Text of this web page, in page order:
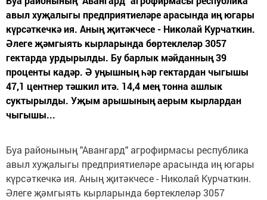
авыл хуҗалыгы предприятиеләре арасында иң югары
күрсәткечкә ия. Аның җитәкчесе - Николай Курчаткин.
Әлеге җәмгыять кырларында бөртеклеләр 3057
гектарда урдырылды. Бу барлык мәйданның 39
проценты кадәр. Ә уңышның һәр гектардан чыгышы
47,1 центнер тәшкил итә. 14,4 мең тонна ашлык
суктырылды. Уҗым арышының аерым кырлардан
чыгышы...
Буа районының "Авангард" агрофирмасы республика
авыл хуҗалыгы предприятиеләре арасында иң югары
күрсәткечкә ия. Аның җитәкчесе - Николай Курчаткин.
Әлеге җәмгыять кырларында бөртеклеләр 3057